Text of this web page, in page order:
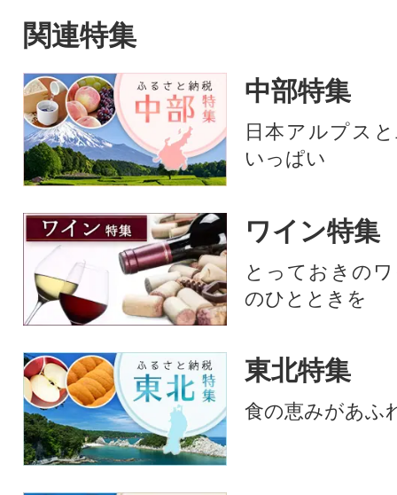
関連特集
中部特集
日本アルプス
いっぱい
ワイン特集
とっておきの
のひとときを
東北特集
食の恵みがあふ